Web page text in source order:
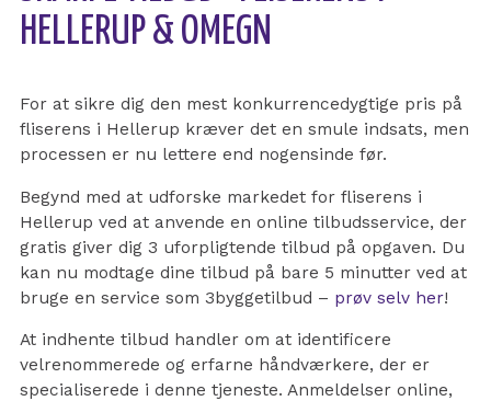
HELLERUP & OMEGN
For at sikre dig den mest konkurrencedygtige pris på
fliserens i Hellerup kræver det en smule indsats, men
processen er nu lettere end nogensinde før.
Begynd med at udforske markedet for fliserens i
Hellerup ved at anvende en online tilbudsservice, der
gratis giver dig 3 uforpligtende tilbud på opgaven. Du
kan nu modtage dine tilbud på bare 5 minutter ved at
bruge en service som 3byggetilbud – prøv selv her!
At indhente tilbud handler om at identificere
velrenommerede og erfarne håndværkere, der er
specialiserede i denne tjeneste. Anmeldelser online,